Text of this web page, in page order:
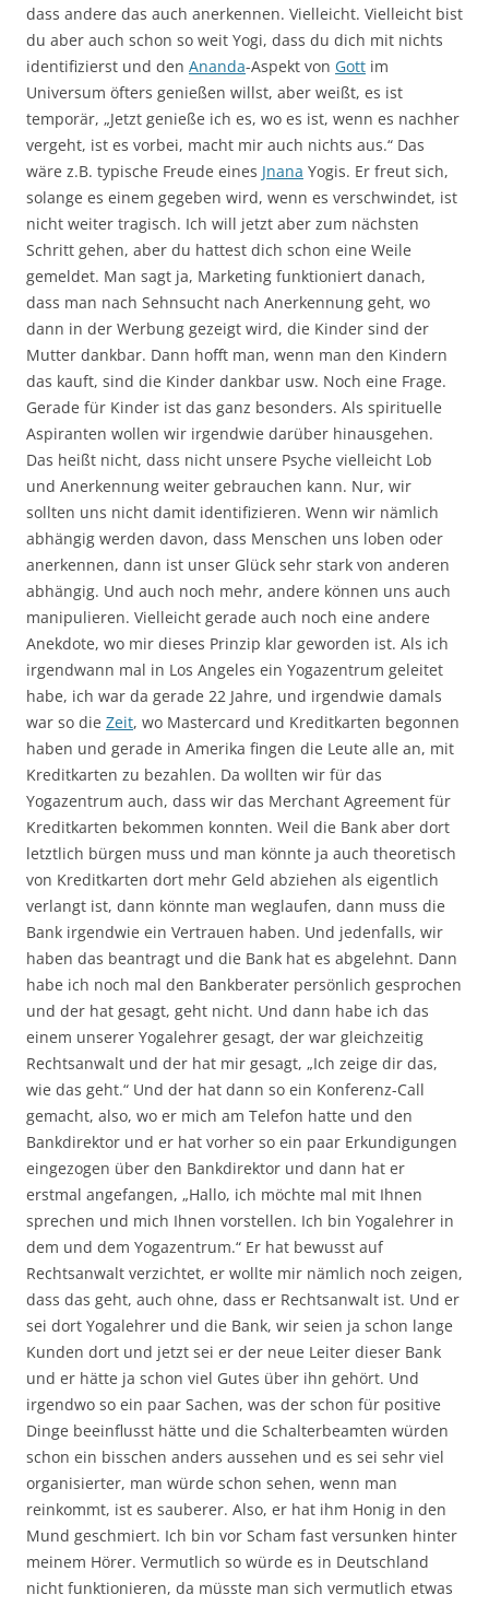
dass andere das auch anerkennen. Vielleicht. Vielleicht bist
du aber auch schon so weit Yogi, dass du dich mit nichts
identifizierst und den Ananda-Aspekt von Gott im
Universum öfters genießen willst, aber weißt, es ist
temporär, „Jetzt genieße ich es, wo es ist, wenn es nachher
vergeht, ist es vorbei, macht mir auch nichts aus.“ Das
wäre z.B. typische Freude eines Jnana Yogis. Er freut sich,
solange es einem gegeben wird, wenn es verschwindet, ist
nicht weiter tragisch. Ich will jetzt aber zum nächsten
Schritt gehen, aber du hattest dich schon eine Weile
gemeldet. Man sagt ja, Marketing funktioniert danach,
dass man nach Sehnsucht nach Anerkennung geht, wo
dann in der Werbung gezeigt wird, die Kinder sind der
Mutter dankbar. Dann hofft man, wenn man den Kindern
das kauft, sind die Kinder dankbar usw. Noch eine Frage.
Gerade für Kinder ist das ganz besonders. Als spirituelle
Aspiranten wollen wir irgendwie darüber hinausgehen.
Das heißt nicht, dass nicht unsere Psyche vielleicht Lob
und Anerkennung weiter gebrauchen kann. Nur, wir
sollten uns nicht damit identifizieren. Wenn wir nämlich
abhängig werden davon, dass Menschen uns loben oder
anerkennen, dann ist unser Glück sehr stark von anderen
abhängig. Und auch noch mehr, andere können uns auch
manipulieren. Vielleicht gerade auch noch eine andere
Anekdote, wo mir dieses Prinzip klar geworden ist. Als ich
irgendwann mal in Los Angeles ein Yogazentrum geleitet
habe, ich war da gerade 22 Jahre, und irgendwie damals
war so die Zeit, wo Mastercard und Kreditkarten begonnen
haben und gerade in Amerika fingen die Leute alle an, mit
Kreditkarten zu bezahlen. Da wollten wir für das
Yogazentrum auch, dass wir das Merchant Agreement für
Kreditkarten bekommen konnten. Weil die Bank aber dort
letztlich bürgen muss und man könnte ja auch theoretisch
von Kreditkarten dort mehr Geld abziehen als eigentlich
verlangt ist, dann könnte man weglaufen, dann muss die
Bank irgendwie ein Vertrauen haben. Und jedenfalls, wir
haben das beantragt und die Bank hat es abgelehnt. Dann
habe ich noch mal den Bankberater persönlich gesprochen
und der hat gesagt, geht nicht. Und dann habe ich das
einem unserer Yogalehrer gesagt, der war gleichzeitig
Rechtsanwalt und der hat mir gesagt, „Ich zeige dir das,
wie das geht.“ Und der hat dann so ein Konferenz-Call
gemacht, also, wo er mich am Telefon hatte und den
Bankdirektor und er hat vorher so ein paar Erkundigungen
eingezogen über den Bankdirektor und dann hat er
erstmal angefangen, „Hallo, ich möchte mal mit Ihnen
sprechen und mich Ihnen vorstellen. Ich bin Yogalehrer in
dem und dem Yogazentrum.“ Er hat bewusst auf
Rechtsanwalt verzichtet, er wollte mir nämlich noch zeigen,
dass das geht, auch ohne, dass er Rechtsanwalt ist. Und er
sei dort Yogalehrer und die Bank, wir seien ja schon lange
Kunden dort und jetzt sei er der neue Leiter dieser Bank
und er hätte ja schon viel Gutes über ihn gehört. Und
irgendwo so ein paar Sachen, was der schon für positive
Dinge beeinflusst hätte und die Schalterbeamten würden
schon ein bisschen anders aussehen und es sei sehr viel
organisierter, man würde schon sehen, wenn man
reinkommt, ist es sauberer. Also, er hat ihm Honig in den
Mund geschmiert. Ich bin vor Scham fast versunken hinter
meinem Hörer. Vermutlich so würde es in Deutschland
nicht funktionieren, da müsste man sich vermutlich etwas